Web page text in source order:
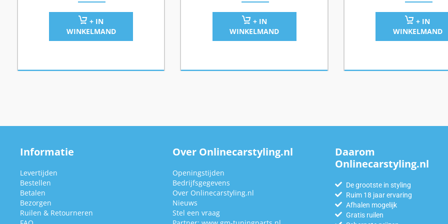
+ IN
WINKELMAND
+ IN
WINKELMAND
+ IN
WINKELMAND
Informatie
Levertijden
Bestellen
Betalen
Bezorgen
Ruilen & Retourneren
Over Onlinecarstyling.nl
Openingstijden
Bedrijfsgegevens
Over Onlinecarstyling.nl
Nieuws
Stel een vraag
Daarom
Onlinecarstyling.nl
De grootste in styling
Ruim 18 jaar ervaring
Afhalen mogelijk
Gratis ruilen